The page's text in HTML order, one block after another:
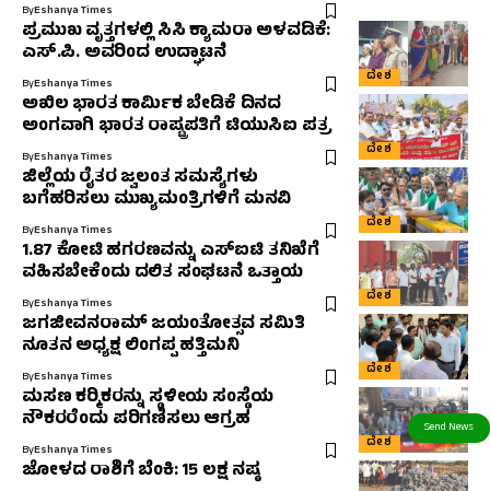
ByEshanya Times
ದೇಶ
ಪ್ರಮುಖ ವೃತ್ತಗಳಲ್ಲಿ ಸಿಸಿ ಕ್ಯಾಮರಾ ಅಳವಡಿಕೆ:
ಎಸ್.ಪಿ. ಅವರಿಂದ ಉದ್ಘಾಟನೆ
ByEshanya Times
ದೇಶ
ಅಖಿಲ ಭಾರತ ಕಾರ್ಮಿಕ ಬೇಡಿಕೆ ದಿನದ
ಅಂಗವಾಗಿ ಭಾರತ ರಾಷ್ಟ್ರಪತಿಗೆ ಟಿಯುಸಿಐ ಪತ್ರ
ByEshanya Times
ದೇಶ
ಜಿಲ್ಲೆಯ ರೈತರ ಜ್ವಲಂತ ಸಮಸ್ಯೆಗಳು
ಬಗೆಹರಿಸಲು ಮುಖ್ಯಮಂತ್ರಿಗಳಿಗೆ ಮನವಿ
ByEshanya Times
ದೇಶ
1.87 ಕೋಟಿ ಹಗರಣವನ್ನು ಎಸ್‌ಐಟಿ ತನಿಖೆಗೆ
ವಹಿಸಬೇಕೆಂದು ದಲಿತ ಸಂಘಟನೆ ಒತ್ತಾಯ
ByEshanya Times
ದೇಶ
ಜಗಜೀವನರಾಮ್ ಜಯಂತೋತ್ಸವ ಸಮಿತಿ
ನೂತನ ಅಧ್ಯಕ್ಷ ಲಿಂಗಪ್ಪ ಹತ್ತಿಮನಿ
ByEshanya Times
ದೇಶ
ಮಸಣ ಕರ‍್ಮಿಕರನ್ನು ಸ್ಥಳೀಯ ಸಂಸ್ಥೆಯ
ನೌಕರರೆಂದು ಪರಿಗಣಿಸಲು ಆಗ್ರಹ
ByEshanya Times
ಜೋಳದ ರಾಶಿಗೆ ಬೆಂಕಿ: 15 ಲಕ್ಷ ನಷ್ಠ